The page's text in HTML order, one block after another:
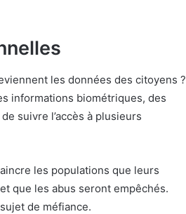
les données des citoyens ?
informations biométriques, des
suivre l’accès à plusieurs
les populations que leurs
que les abus seront empêchés.
de méfiance.